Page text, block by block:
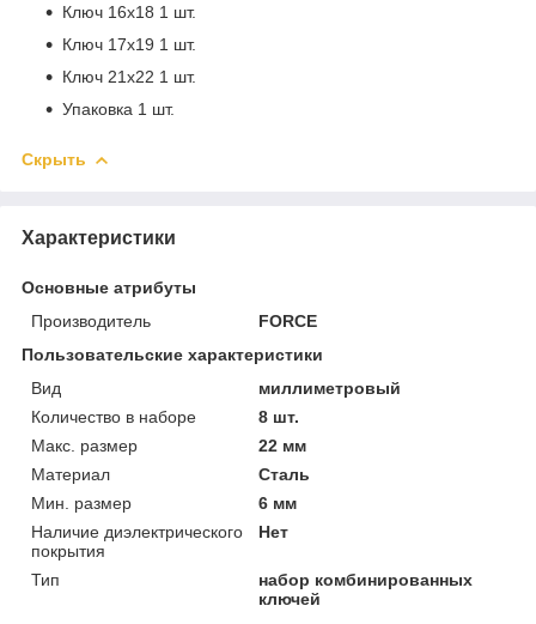
Ключ 16x18 1 шт.
Ключ 17x19 1 шт.
Ключ 21x22 1 шт.
Упаковка 1 шт.
Скрыть
Характеристики
Основные атрибуты
Производитель
FORCE
Пользовательские характеристики
Вид
миллиметровый
Количество в наборе
8 шт.
Макс. размер
22 мм
Материал
Сталь
Мин. размер
6 мм
Наличие диэлектрического
покрытия
Нет
Тип
набор комбинированных
ключей